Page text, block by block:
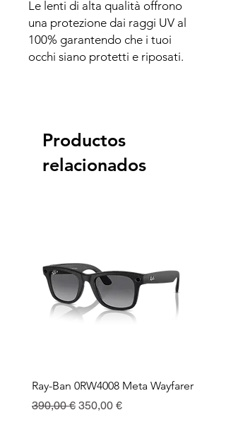
Le lenti di alta qualità offrono
una protezione dai raggi UV al
100% garantendo che i tuoi
occhi siano protetti e riposati.
Productos
relacionados
Ray-Ban 0RW4008 Meta Wayfarer
Precio
390,00 € Precio de oferta
350,00 €